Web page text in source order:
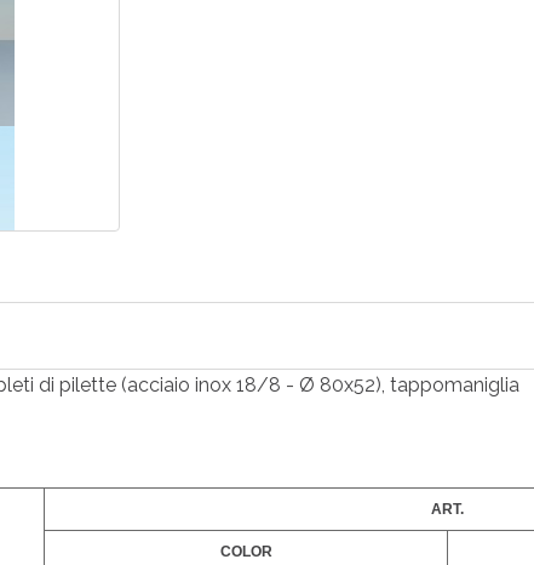
di pilette (acciaio inox 18/8 - Ø 80x52), tappomaniglia
ART.
COLOR